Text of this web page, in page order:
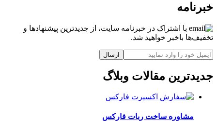
خبرنامه
با اشتراک در خبرنامه سایت، از جدیدترین پیشنهادها و
تخفیف‌ها باخبر خواهید شد.
ارسال
جدیدترین مقالات وبلاگ
مشاوره ساخت ربات فارکس